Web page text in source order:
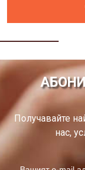
Получавайте
нас,